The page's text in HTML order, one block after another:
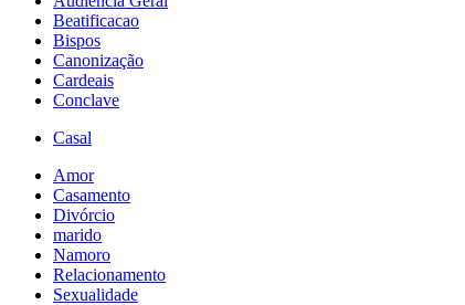
Beatificacao
Bispos
Canonização
Cardeais
Conclave
Casal
Amor
Casamento
Divórcio
marido
Namoro
Relacionamento
Sexualidade